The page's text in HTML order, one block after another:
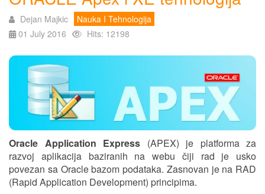
Dejan Majkic
Nauka I Tehnologija
01 July 2016
Hits: 12198
Oracle Application Express (APEX) je platforma za
razvoj aplikacija baziranih na webu čiji rad je usko
povezan sa Oracle bazom podataka. Zasnovan je na RAD
(Rapid Application Development) principima.